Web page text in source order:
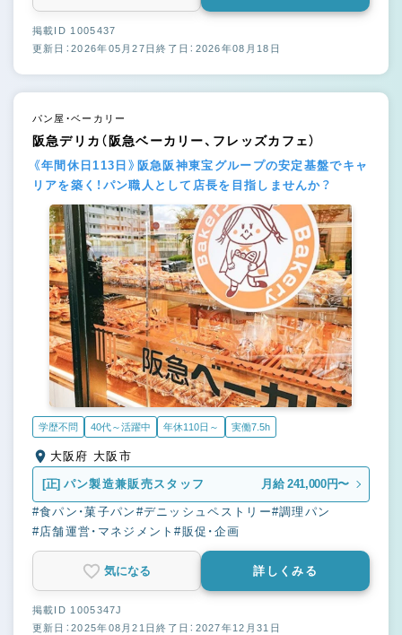
掲載ID 1005437
更新日：2026年05月27日終了日：2026年08月18日
パン屋・ベーカリー
阪急デリカ（阪急ベーカリー、フレッズカフェ）
《年間休日113日》阪急阪神東宝グループの安定基盤でキャ
リアを築く！パン職人として店長を目指しませんか？
学歴不問 40代～活躍中 年休110日～ 実働7.5h
大阪府 大阪市
[正] パン製造兼販売スタッフ 月給 241,000円〜
#食パン・菓子パン #デニッシュペストリー#調理パン
#店舗運営・マネジメント#販促・企画
気になる 詳しくみる
掲載ID 1005347J
更新日：2025年08月21日終了日：2027年12月31日